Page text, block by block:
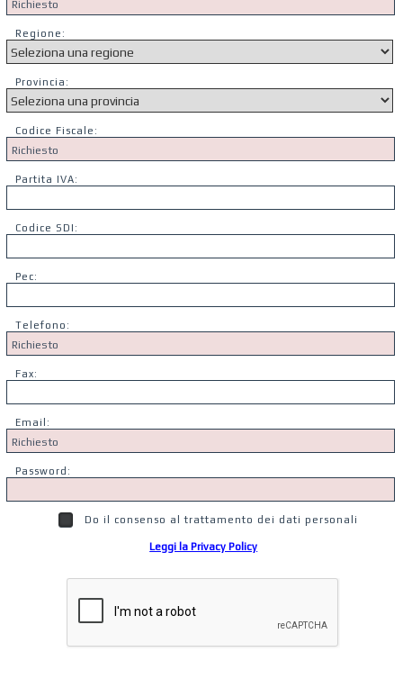
Regione:
Provincia:
Codice Fiscale:
Partita IVA:
Codice SDI:
Pec:
Telefono:
Fax:
Email:
Password:
Do il consenso al trattamento dei dati personali
Leggi la Privacy Policy